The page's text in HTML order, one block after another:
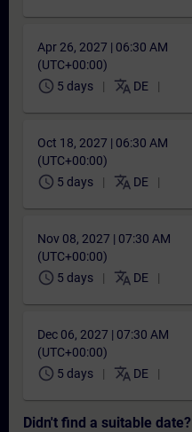
Apr 26, 2027 | 06:30 AM
(UTC+00:00)
schedule 5 days translate DE
Oct 18, 2027 | 06:30 AM
(UTC+00:00)
schedule 5 days translate DE
Nov 08, 2027 | 07:30 AM
(UTC+00:00)
schedule 5 days translate DE
Dec 06, 2027 | 07:30 AM
(UTC+00:00)
schedule 5 days translate DE
Didn't find a suitable date?